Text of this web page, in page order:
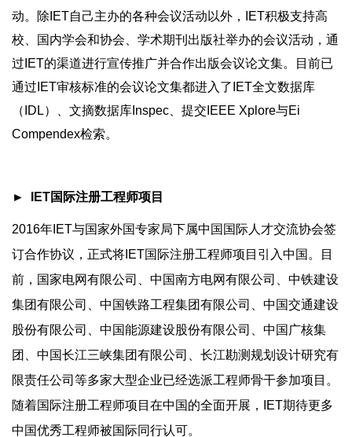
动。除IET自己主办的各种会议活动以外，IET积极支持高
校、国内学会和协会、学术期刊出版社举办的会议活动，通
过IET的渠道进行宣传推广并合作出版会议论文集。目前已
通过IET审核标准的会议论文集都进入了IET全文数据库
（IDL）、文摘数据库Inspec、提交IEEE Xplore与Ei
Compendex检索。
► IET国际注册工程师项目
2016年IET与国家外国专家局下属中国国际人才交流协会签
订合作协议，正式将IET国际注册工程师项目引入中国。目
前，国家电网有限公司、中国南方电网有限公司、中铁建设
集团有限公司、中国铁路工程集团有限公司、中国交通建设
股份有限公司、中国能源建设股份有限公司、中国广核集
团、中国长江三峡集团有限公司、长江勘测规划设计研究有
限责任公司等多家大型企业已经选派工程师骨干参加项目。
随着国际注册工程师项目在中国的全面开展，IET期待更多
中国优秀工程师被国际同行认可。